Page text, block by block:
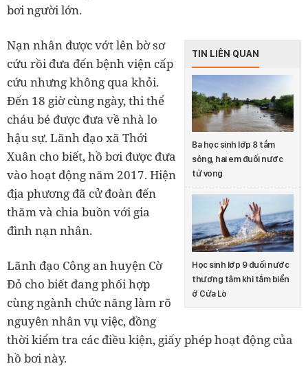
bơi người lớn.
TIN LIÊN QUAN
Ba học sinh lớp 8 tắm
sông, hai em đuối nước
tử vong
Học sinh lớp 9 đuối nước
thương tâm khi tắm biển
ở Cửa Lò
Nạn nhân được vớt lên bờ sơ
cứu rồi đưa đến bệnh viện cấp
cứu nhưng không qua khỏi.
Đến 18 giờ cùng ngày, thi thể
cháu bé được đưa về nhà lo
hậu sự. Lãnh đạo xã Thới
Xuân cho biết, hồ bơi được đưa
vào hoạt động năm 2017. Hiện
địa phương đã cử đoàn đến
thăm và chia buồn với gia
đình nạn nhân.
Lãnh đạo Công an huyện Cờ
Đỏ cho biết đang phối hợp
cùng ngành chức năng làm rõ
nguyên nhân vụ việc, đồng
thời kiểm tra các điều kiện, giấy phép hoạt động của
hồ bơi này.